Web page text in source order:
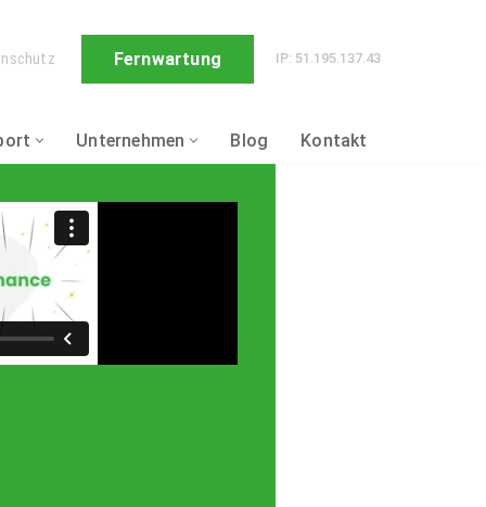
Fernwartung IP: 51.195.137.43
Unternehmen Blog Kontakt